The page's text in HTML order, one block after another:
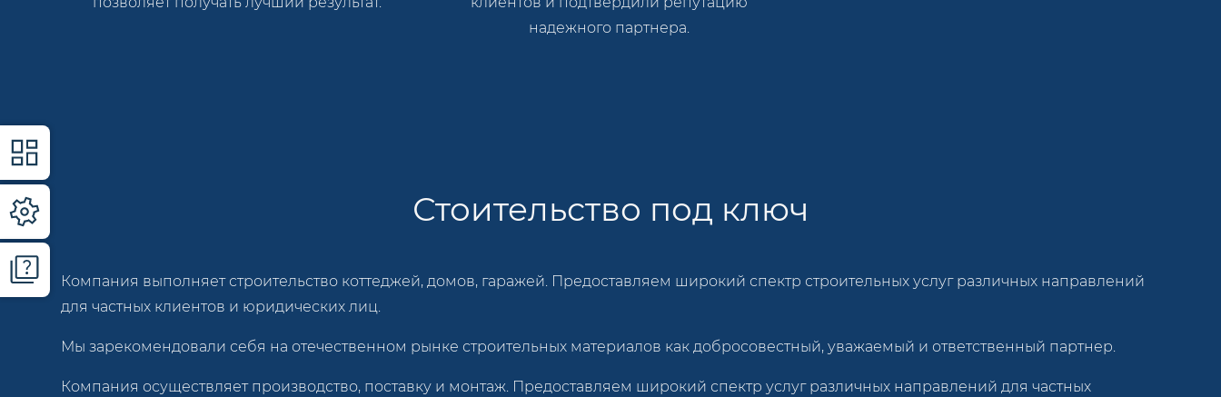
надежного партнера.
Стоительство под ключ
Компания выполняет строительство коттеджей, домов, гаражей. Предоставляем широкий спектр строительных услуг различных направлений
для частных клиентов и юридических лиц.
Мы зарекомендовали себя на отечественном рынке строительных материалов как добросовестный, уважаемый и ответственный партнер.
Компания осуществляет производство, поставку и монтаж. Предоставляем широкий спектр услуг различных направлений для частных